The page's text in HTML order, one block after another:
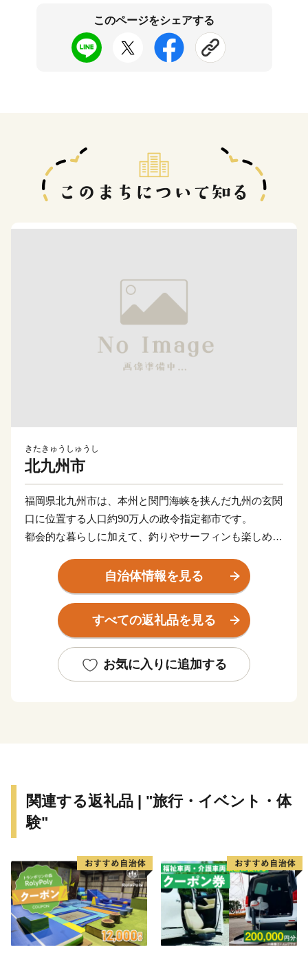
このページをシェアする
きたきゅうしゅうし
北九州市
福岡県北九州市は、本州と関門海峡を挟んだ九州の玄関
口に位置する人口約90万人の政令指定都市です。
都会的な暮らしに加えて、釣りやサーフィンも楽しめる
まれた、地方暮らしの両方を楽しめる都市です。
関門海峡ふぐ刺身・シャボン玉石けん・肉うどん・辛子
明太子など本市ならではの返礼品に加え、黒毛和牛・ウ
ナギ・カニなど全国的に人気の返礼品も豊富に揃えてい
ふるさと納税を通じて、ぜひ北九州市の魅力をご体感く
ださい！
自治体情報を見る
すべての返礼品を見る
お気に入りに追加する
関連する返礼品 | "旅行・イベント・体
験"